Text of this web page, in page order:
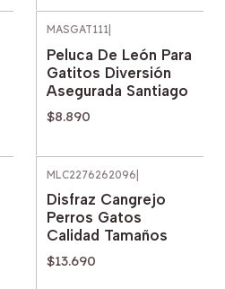
MASGAT111
Peluca De León Para
Gatitos Diversión
Asegurada Santiago
$8.890
MLC2276262096
Disfraz Cangrejo
Perros Gatos
Calidad Tamaños
$13.690